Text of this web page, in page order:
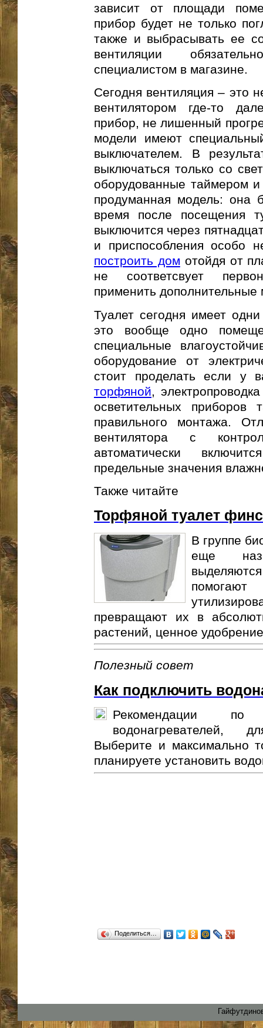
зависит от площади
прибор будет не только
также и выбрасывать ее
вентиляции
специалистом в магазине.
Сегодня вентиляция – это
вентилятором где-то
прибор, не лишенный
модели имеют
выключателем. В
выключаться только со
оборудованные таймером
продуманная модель: она
время после посещения
выключится через
и приспособления особо
построить дом отойдя от
не соответсвует
применить
Туалет сегодня имеет
это вообще одно
специальные
оборудование от
стоит проделать если у
торфяной,
осветительных приборов
правильного монтажа.
вентилятора с
автоматически
предельные значения
Также читайте
Торфяной туалет
В группе
еще
превращают их в
растений, ценное
Полезный совет
Как подключить
Рекомендации по
водонагревателей,
Выберите и максимально
планируете установить
Поделиться…